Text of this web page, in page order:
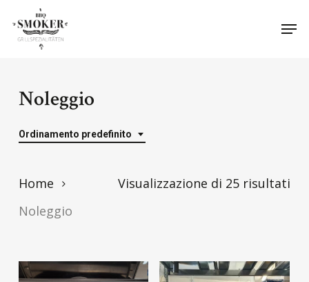
Noleggio
Ordinamento predefinito
Visualizzazione di 25 risultati
Home
Noleggio